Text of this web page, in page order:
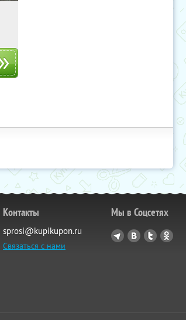
Контакты
sprosi@kupikupon.ru
Связаться с нами
Мы в Соцсетях